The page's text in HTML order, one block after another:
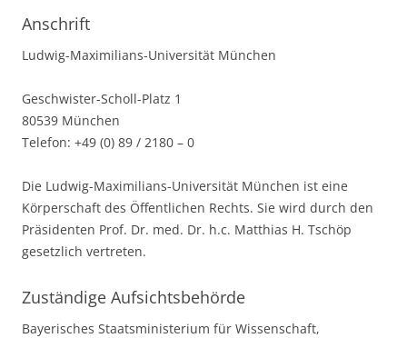
Anschrift
Ludwig-Maximilians-Universität München
Geschwister-Scholl-Platz 1
80539 München
Telefon: +49 (0) 89 / 2180 – 0
Die Ludwig-Maximilians-Universität München ist eine
Körperschaft des Öffentlichen Rechts. Sie wird durch den
Präsidenten Prof. Dr. med. Dr. h.c. Matthias H. Tschöp
gesetzlich vertreten.
Zuständige Aufsichtsbehörde
Bayerisches Staatsministerium für Wissenschaft,